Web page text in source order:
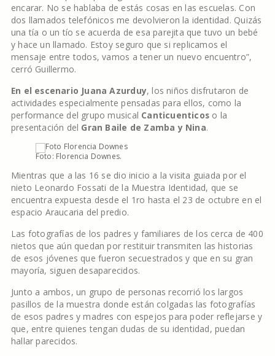
encarar. No se hablaba de estás cosas en las escuelas. Con
dos llamados telefónicos me devolvieron la identidad. Quizás
una tía o un tío se acuerda de esa parejita que tuvo un bebé
y hace un llamado. Estoy seguro que si replicamos el
mensaje entre todos, vamos a tener un nuevo encuentro”,
cerró Guillermo.
En el escenario Juana Azurduy, los niños disfrutaron de
actividades especialmente pensadas para ellos, como la
performance del grupo musical Canticuenticos o la
presentación del Gran Baile de Zamba y Nina.
Foto: Florencia Downes.
Mientras que a las 16 se dio inicio a la visita guiada por el
nieto Leonardo Fossati de la Muestra Identidad, que se
encuentra expuesta desde el 1ro hasta el 23 de octubre en el
espacio Araucaria del predio.
Las fotografías de los padres y familiares de los cerca de 400
nietos que aún quedan por restituir transmiten las historias
de esos jóvenes que fueron secuestrados y que en su gran
mayoría, siguen desaparecidos.
Junto a ambos, un grupo de personas recorrió los largos
pasillos de la muestra donde están colgadas las fotografías
de esos padres y madres con espejos para poder reflejarse y
que, entre quienes tengan dudas de su identidad, puedan
hallar parecidos.